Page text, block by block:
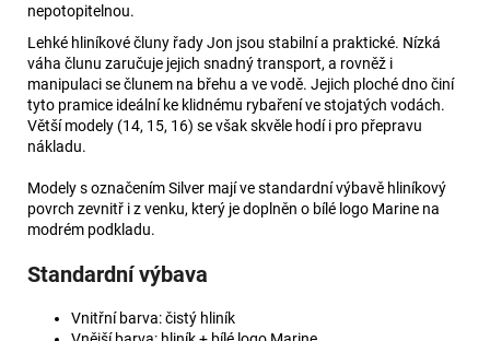
nepotopitelnou.
Lehké hliníkové čluny řady Jon jsou stabilní a praktické. Nízká
váha člunu zaručuje jejich snadný transport, a rovněž i
manipulaci se člunem na břehu a ve vodě. Jejich ploché dno činí
tyto pramice ideální ke klidnému rybaření ve stojatých vodách.
Větší modely (14, 15, 16) se však skvěle hodí i pro přepravu
nákladu.
Modely s označením Silver mají ve standardní výbavě hliníkový
povrch zevnitř i z venku, který je doplněn o bílé logo Marine na
modrém podkladu.
Standardní výbava
Vnitřní barva: čistý hliník